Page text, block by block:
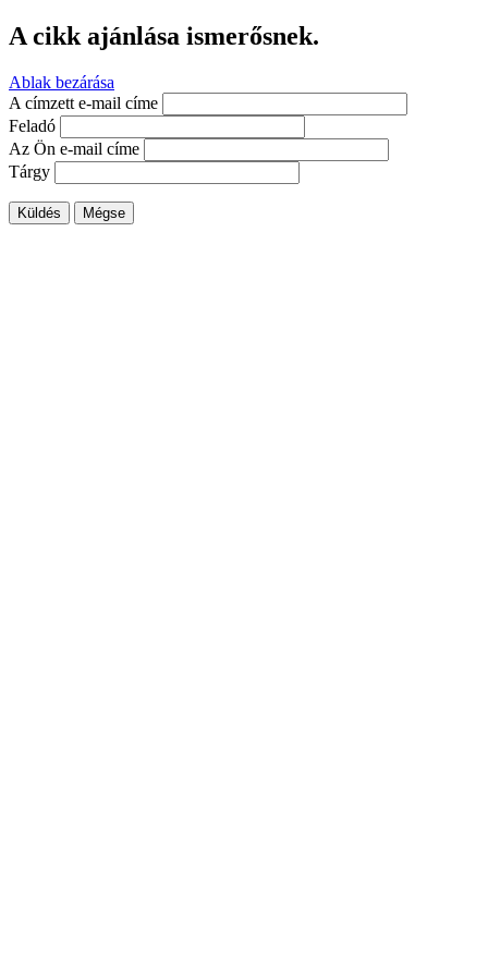
A cikk ajánlása ismerősnek.
Ablak bezárása
A címzett e-mail címe
Feladó
Az Ön e-mail címe
Tárgy
Küldés Mégse